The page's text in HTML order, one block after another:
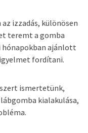
izzadás, különösen
teremt a gomba
hónapokban ajánlott
fordítani.
ismertetünk,
kialakulása,